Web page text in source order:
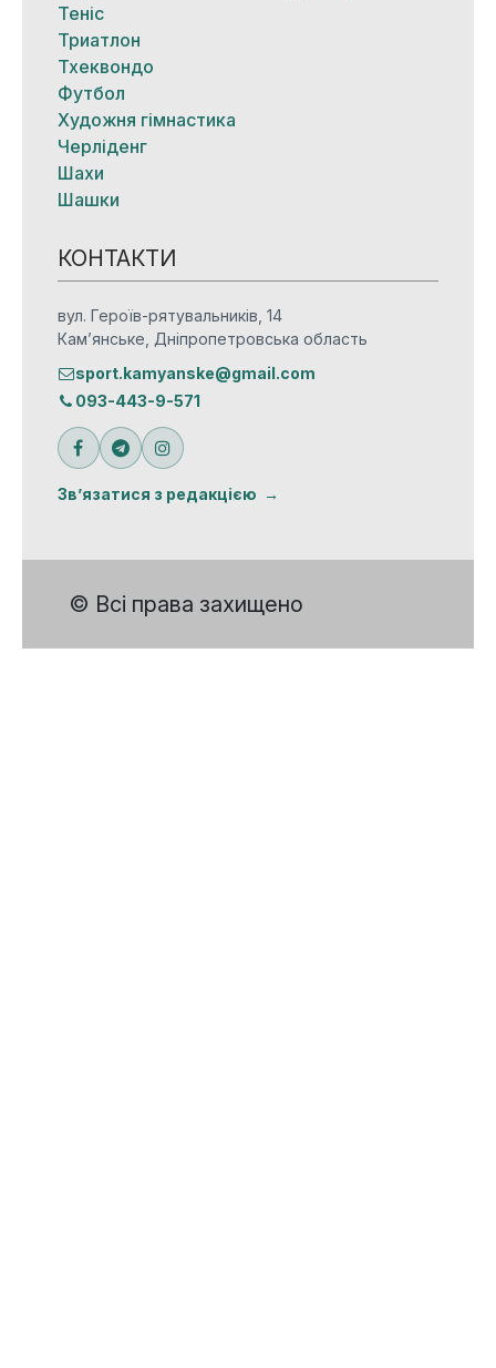
Теніс
Триатлон
Тхеквондо
Футбол
Художня гімнастика
Черліденг
Шахи
Шашки
КОНТАКТИ
вул. Героїв-рятувальників, 14
Кам’янське, Дніпропетровська область
sport.kamyanske@gmail.com
093-443-9-571
Зв’язатися з редакцією
© Всі права захищено